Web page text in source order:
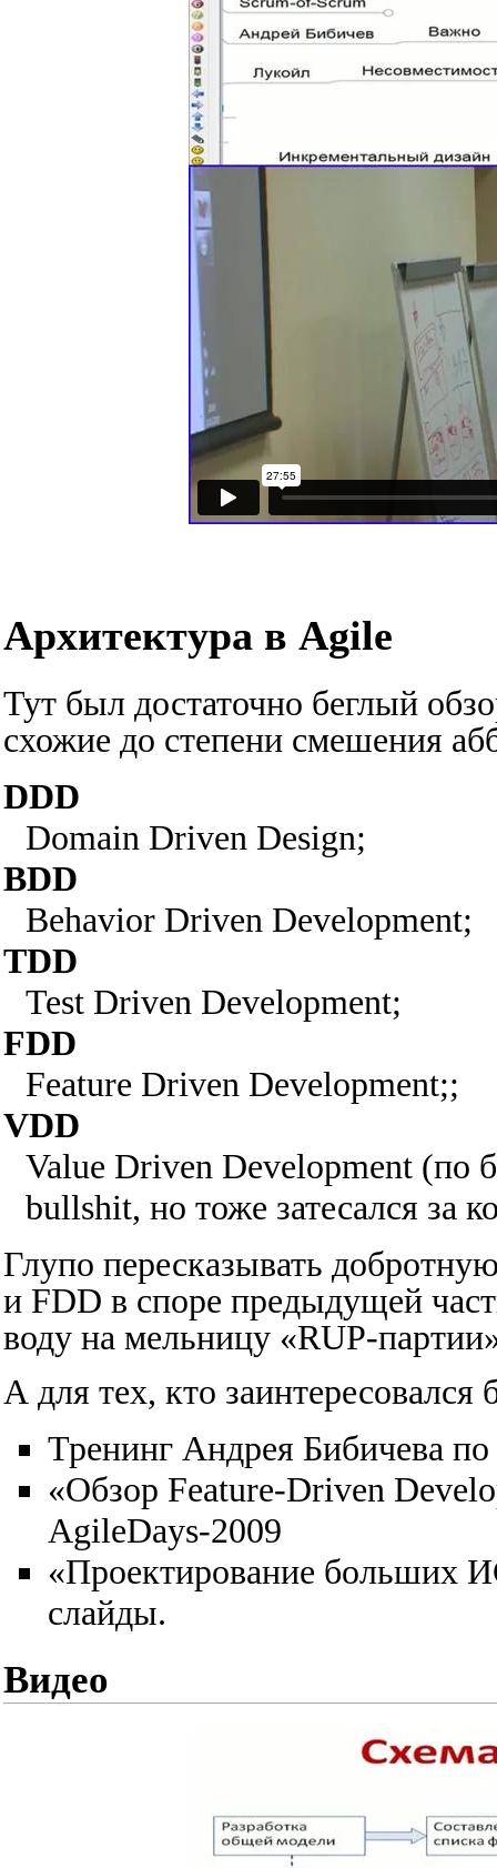
Архитектура в Agile
Тут был достаточно беглый
схожие до степени смешения
DDD
Domain Driven Design;
BDD
Behavior Driven Development;
TDD
Test Driven Development;
FDD
Feature Driven Development;;
VDD
Value Driven Development (по
bullshit, но тоже затесался за
Глупо пересказывать
и FDD в споре предыдущей
воду на мельницу «RUP-
А для тех, кто
Тренинг Андрея Бибичева
«Обзор Feature-Driven
AgileDays-2009
«Проектирование больших
слайды.
Видео